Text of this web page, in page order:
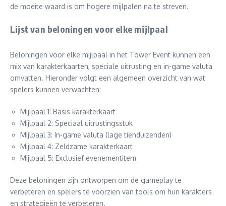
de moeite waard is om hogere mijlpalen na te streven.
Lijst van beloningen voor elke mijlpaal
Beloningen voor elke mijlpaal in het Tower Event kunnen een
mix van karakterkaarten, speciale uitrusting en in-game valuta
omvatten. Hieronder volgt een algemeen overzicht van wat
spelers kunnen verwachten:
Mijlpaal 1: Basis karakterkaart
Mijlpaal 2: Speciaal uitrustingsstuk
Mijlpaal 3: In-game valuta (lage tienduizenden)
Mijlpaal 4: Zeldzame karakterkaart
Mijlpaal 5: Exclusief evenementitem
Deze beloningen zijn ontworpen om de gameplay te
verbeteren en spelers te voorzien van tools om hun karakters
en strategieën te verbeteren.